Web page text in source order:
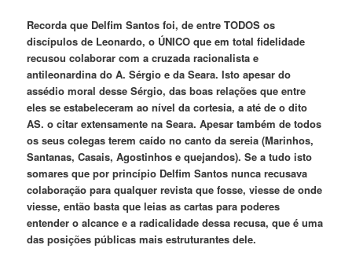
Recorda que Delfim Santos foi, de entre TODOS os
discípulos de Leonardo, o ÚNICO que em total fidelidade
recusou colaborar com a cruzada racionalista e
antileonardina do A. Sérgio e da Seara. Isto apesar do
assédio moral desse Sérgio, das boas relações que entre
eles se estabeleceram ao nível da cortesia, a até de o dito
AS. o citar extensamente na Seara. Apesar também de todos
os seus colegas terem caído no canto da sereia (Marinhos,
Santanas, Casais, Agostinhos e quejandos). Se a tudo isto
somares que por princípio Delfim Santos nunca recusava
colaboração para qualquer revista que fosse, viesse de onde
viesse, então basta que leias as cartas para poderes
entender o alcance e a radicalidade dessa recusa, que é uma
das posições públicas mais estruturantes dele.